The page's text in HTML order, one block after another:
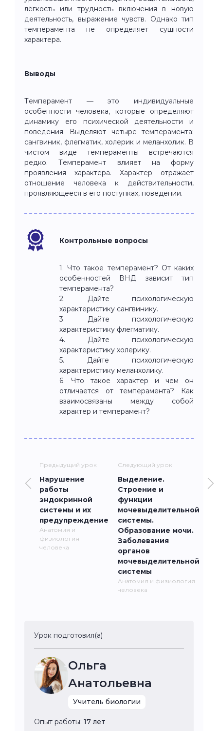
лёгкость или трудность включения в новую
деятельность, выражение чувств. Однако тип
темперамента не определяет сущности
характера.
Выводы
Темперамент — это индивидуальные
особенности человека, которые определяют
динамику его психической деятельности и
поведения. Выделяют четыре темперамента:
сангвиник, флегматик, холерик и меланхолик. В
чистом виде темпераменты встречаются
редко. Темперамент влияет на форму
проявления характера. Характер отражает
отношение человека к действительности,
проявляющееся в его поступках, поведении.
Контрольные вопросы
1. Что такое темперамент? От каких
особенностей ВНД зависит тип
темперамента?
2. Дайте психологическую
характеристику сангвинику.
3. Дайте психологическую
характеристику флегматику.
4. Дайте психологическую
характеристику холерику.
5. Дайте психологическую
характеристику меланхолику.
6. Что такое характер и чем он
отличается от темперамента? Как
взаимосвязаны между собой
характер и темперамент?
Предыдущий урок
Нарушение
работы
эндокринной
системы и их
предупреждение
Анатомия и
физиология
человека
Следующий урок
Выделение.
Строение и
функции
мочевыделительной
системы.
Образование мочи.
Заболевания
органов
мочевыделительной
системы
Анатомия и физиология
человека
Урок подготовил(а)
Ольга
Анатольевна
Учитель биологии
Опыт работы: 17 лет